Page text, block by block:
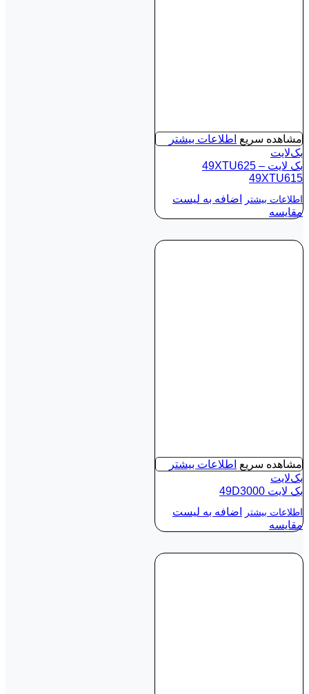
مشاهده سریع اطلاعات بیشتر
بک‌لایت
بک لايت 49XTU625 –
49XTU615
اطلاعات بیشتر
اضافه به لیست
مقایسه
مشاهده سریع اطلاعات بیشتر
بک‌لایت
بک لايت 49D3000
اطلاعات بیشتر
اضافه به لیست
مقایسه